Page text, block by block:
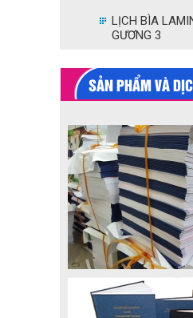
LỊCH BÌA
GƯƠNG 3
SẢN PHẨM VÀ